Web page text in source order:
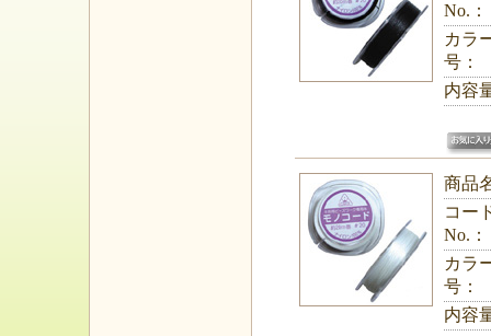
No.：
カラ
号：
内容
商品
コー
No.：
カラ
号：
内容